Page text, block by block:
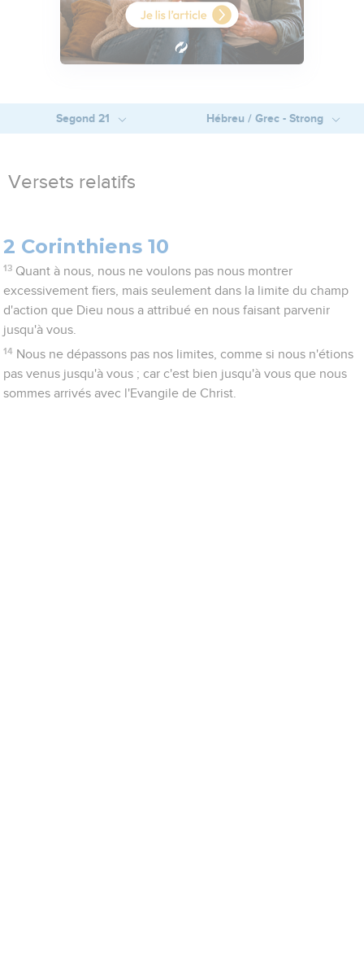
Segond 21 Hébreu / Grec - Strong
Versets relatifs
2 Corinthiens 10
13 Quant à nous, nous ne voulons pas nous montrer
excessivement fiers, mais seulement dans la limite du champ
d'action que Dieu nous a attribué en nous faisant parvenir
jusqu'à vous.
14 Nous ne dépassons pas nos limites, comme si nous n'étions
pas venus jusqu'à vous ; car c'est bien jusqu'à vous que nous
sommes arrivés avec l'Evangile de Christ.